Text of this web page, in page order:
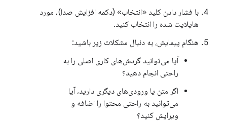
با فشار دادن کلید «انتخاب» (دکمه افزایش صدا)، مورد
هایلایت شده را انتخاب کنید.
هنگام پیمایش، به دنبال مشکلات زیر باشید:
آیا می‌توانید گردش‌های کاری اصلی را به
راحتی انجام دهید؟
اگر متن یا ورودی‌های دیگری دارید، آیا
می‌توانید به راحتی محتوا را اضافه و
ویرایش کنید؟